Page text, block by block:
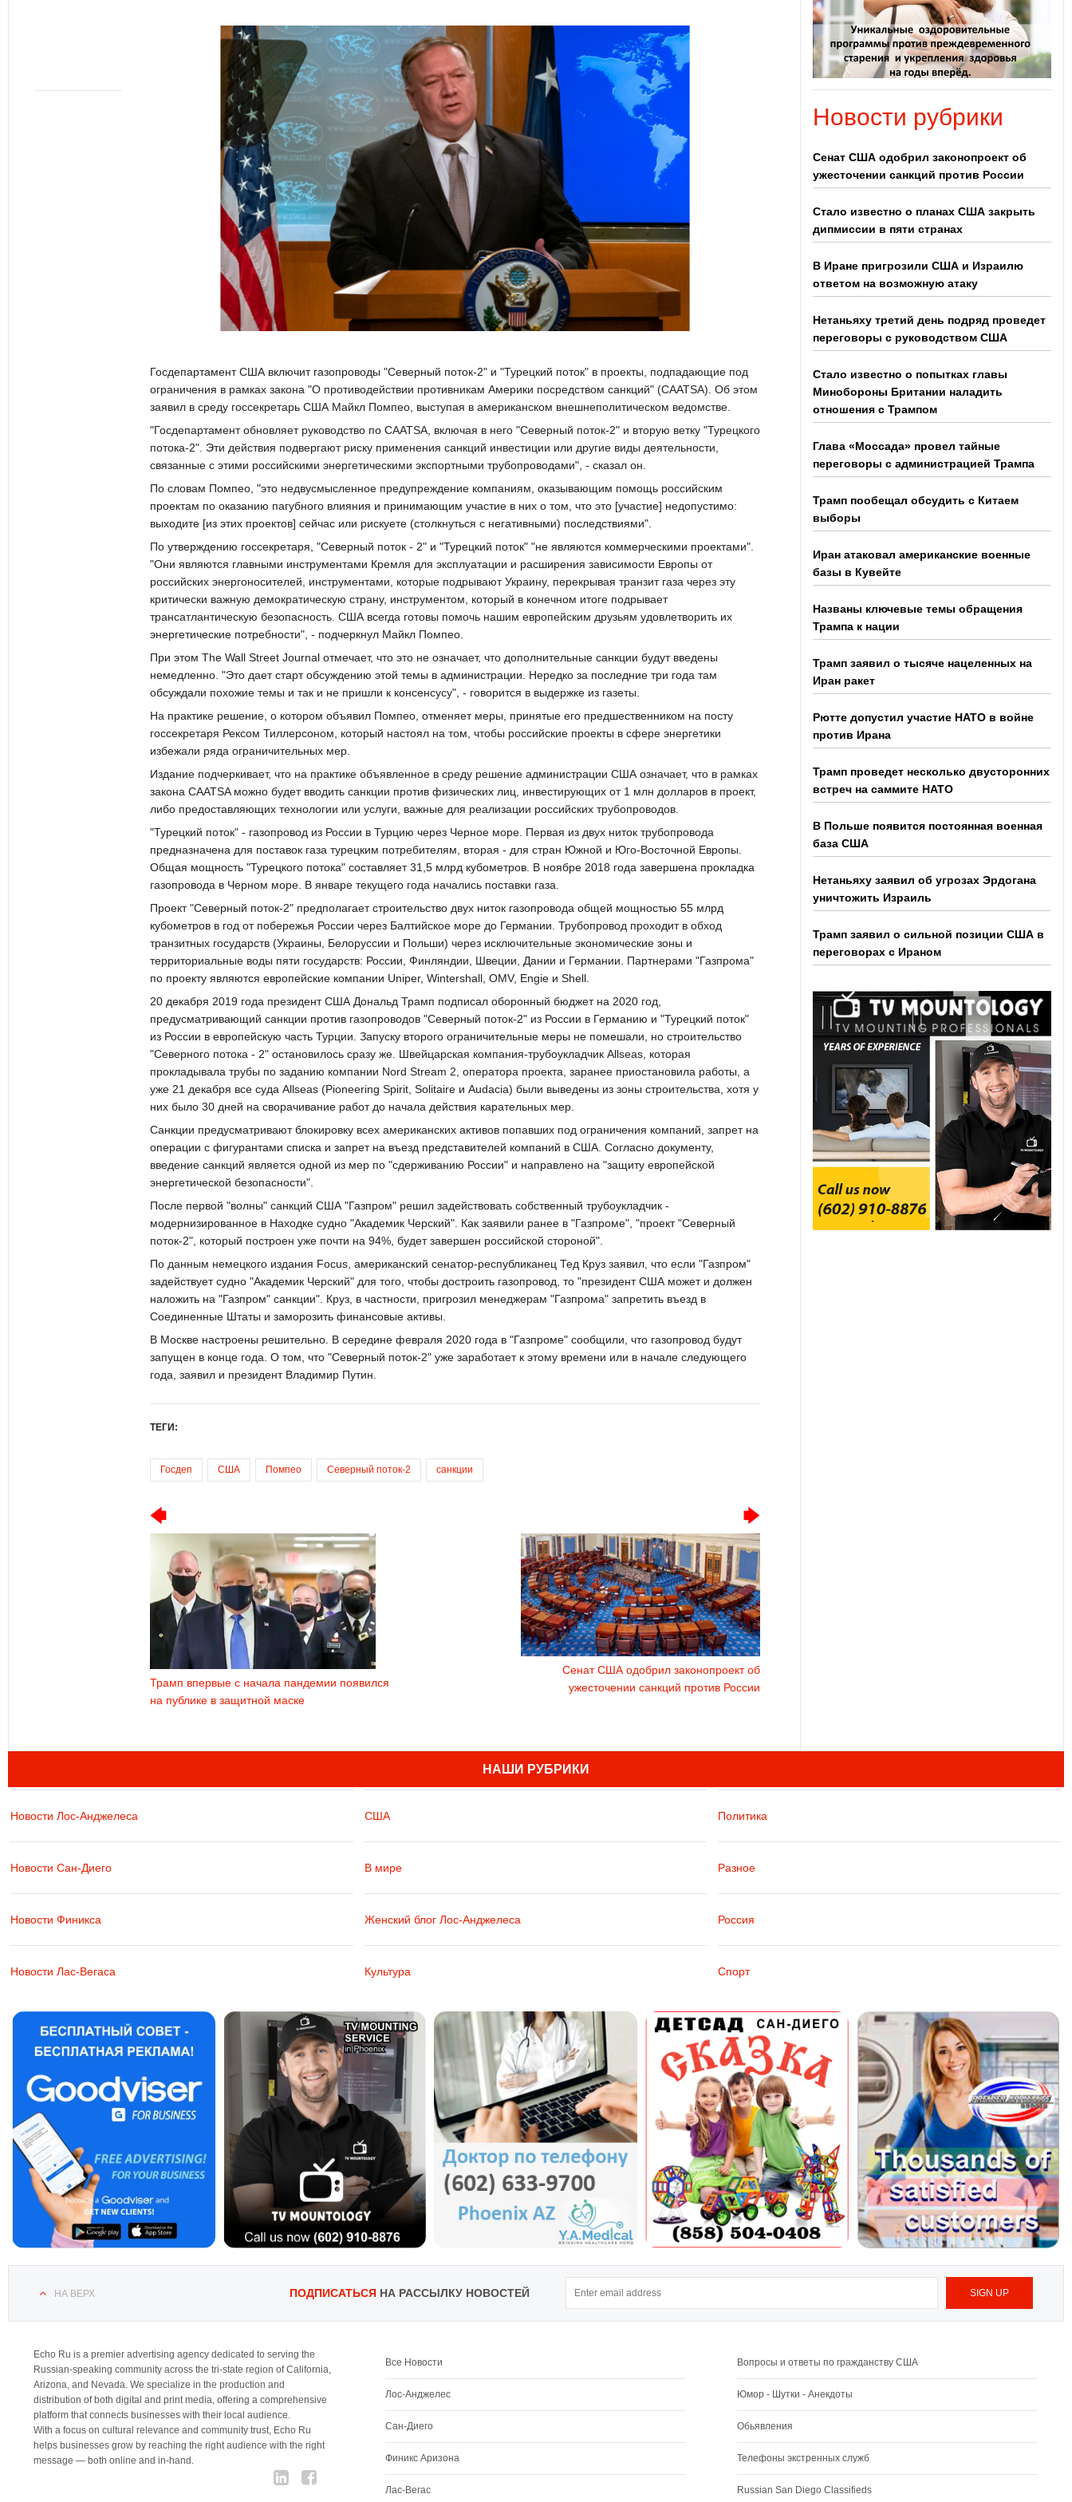
Госдепартамент США включит газопроводы "Северный поток-2" и "Турецкий поток" в проекты, подпадающие под
ограничения в рамках закона "О противодействии противникам Америки посредством санкций" (CAATSA). Об этом
заявил в среду госсекретарь США Майкл Помпео, выступая в американском внешнеполитическом ведомстве.
"Госдепартамент обновляет руководство по CAATSA, включая в него "Северный поток-2" и вторую ветку "Турецкого
потока-2". Эти действия подвергают риску применения санкций инвестиции или другие виды деятельности,
связанные с этими российскими энергетическими экспортными трубопроводами", - сказал он.
По словам Помпео, "это недвусмысленное предупреждение компаниям, оказывающим помощь российским
проектам по оказанию пагубного влияния и принимающим участие в них о том, что это [участие] недопустимо:
выходите [из этих проектов] сейчас или рискуете (столкнуться с негативными) последствиями".
По утверждению госсекретаря, "Северный поток - 2" и "Турецкий поток" "не являются коммерческими проектами".
"Они являются главными инструментами Кремля для эксплуатации и расширения зависимости Европы от
российских энергоносителей, инструментами, которые подрывают Украину, перекрывая транзит газа через эту
критически важную демократическую страну, инструментом, который в конечном итоге подрывает
трансатлантическую безопасность. США всегда готовы помочь нашим европейским друзьям удовлетворить их
энергетические потребности", - подчеркнул Майкл Помпео.
При этом The Wall Street Journal отмечает, что это не означает, что дополнительные санкции будут введены
немедленно. "Это дает старт обсуждению этой темы в администрации. Нередко за последние три года там
обсуждали похожие темы и так и не пришли к консенсусу", - говорится в выдержке из газеты.
На практике решение, о котором объявил Помпео, отменяет меры, принятые его предшественником на посту
госсекретаря Рексом Тиллерсоном, который настоял на том, чтобы российские проекты в сфере энергетики
избежали ряда ограничительных мер.
Издание подчеркивает, что на практике объявленное в среду решение администрации США означает, что в рамках
закона CAATSA можно будет вводить санкции против физических лиц, инвестирующих от 1 млн долларов в проект,
либо предоставляющих технологии или услуги, важные для реализации российских трубопроводов.
"Турецкий поток" - газопровод из России в Турцию через Черное море. Первая из двух ниток трубопровода
предназначена для поставок газа турецким потребителям, вторая - для стран Южной и Юго-Восточной Европы.
Общая мощность "Турецкого потока" составляет 31,5 млрд кубометров. В ноябре 2018 года завершена прокладка
газопровода в Черном море. В январе текущего года начались поставки газа.
Проект "Северный поток-2" предполагает строительство двух ниток газопровода общей мощностью 55 млрд
кубометров в год от побережья России через Балтийское море до Германии. Трубопровод проходит в обход
транзитных государств (Украины, Белоруссии и Польши) через исключительные экономические зоны и
территориальные воды пяти государств: России, Финляндии, Швеции, Дании и Германии. Партнерами "Газпрома"
по проекту являются европейские компании Uniper, Wintershall, OMV, Engie и Shell.
20 декабря 2019 года президент США Дональд Трамп подписал оборонный бюджет на 2020 год,
предусматривающий санкции против газопроводов "Северный поток-2" из России в Германию и "Турецкий поток"
из России в европейскую часть Турции. Запуску второго ограничительные меры не помешали, но строительство
"Северного потока - 2" остановилось сразу же. Швейцарская компания-трубоукладчик Allseas, которая
прокладывала трубы по заданию компании Nord Stream 2, оператора проекта, заранее приостановила работы, а
уже 21 декабря все суда Allseas (Pioneering Spirit, Solitaire и Audacia) были выведены из зоны строительства, хотя у
них было 30 дней на сворачивание работ до начала действия карательных мер.
Санкции предусматривают блокировку всех американских активов попавших под ограничения компаний, запрет на
операции с фигурантами списка и запрет на въезд представителей компаний в США. Согласно документу,
введение санкций является одной из мер по "сдерживанию России" и направлено на "защиту европейской
энергетической безопасности".
После первой "волны" санкций США "Газпром" решил задействовать собственный трубоукладчик -
модернизированное в Находке судно "Академик Черский". Как заявили ранее в "Газпроме", "проект "Северный
поток-2", который построен уже почти на 94%, будет завершен российской стороной".
По данным немецкого издания Focus, американский сенатор-республиканец Тед Круз заявил, что если "Газпром"
задействует судно "Академик Черский" для того, чтобы достроить газопровод, то "президент США может и должен
наложить на "Газпром" санкции". Круз, в частности, пригрозил менеджерам "Газпрома" запретить въезд в
Соединенные Штаты и заморозить финансовые активы.
В Москве настроены решительно. В середине февраля 2020 года в "Газпроме" сообщили, что газопровод будут
запущен в конце года. О том, что "Северный поток-2" уже заработает к этому времени или в начале следующего
года, заявил и президент Владимир Путин.
ТЕГИ:
Госдеп США Помпео Северный поток-2 санкции
Трамп впервые c начала пандемии появился
на публике в защитной маске
Сенат США одобрил законопроект об
ужесточении санкций против России
Новости рубрики
Сенат США одобрил законопроект об
ужесточении санкций против России
Стало известно о планах США закрыть
дипмиссии в пяти странах
В Иране пригрозили США и Израилю
ответом на возможную атаку
Нетаньяху третий день подряд проведет
переговоры с руководством США
Стало известно о попытках главы
Минобороны Британии наладить
отношения с Трампом
Глава «Моссада» провел тайные
переговоры с администрацией Трампа
Трамп пообещал обсудить с Китаем
выборы
Иран атаковал американские военные
базы в Кувейте
Названы ключевые темы обращения
Трампа к нации
Трамп заявил о тысяче нацеленных на
Иран ракет
Рютте допустил участие НАТО в войне
против Ирана
Трамп проведет несколько двусторонних
встреч на саммите НАТО
В Польше появится постоянная военная
база США
Нетаньяху заявил об угрозах Эрдогана
уничтожить Израиль
Трамп заявил о сильной позиции США в
переговорах с Ираном
НАШИ РУБРИКИ
Новости Лос-Анджелеса
Новости Сан-Диего
Новости Финикса
Новости Лас-Вегаса
США
В мире
Женский блог Лос-Анджелеса
Культура
Политика
Разное
Россия
Спорт
НА ВЕРХ ПОДПИСАТЬСЯНА РАССЫЛКУ НОВОСТЕЙ
Echo Ru is a premier advertising agency dedicated to serving the
Russian-speaking community across the tri-state region of California,
Arizona, and Nevada. We specialize in the production and
distribution of both digital and print media, offering a comprehensive
platform that connects businesses with their local audience.
With a focus on cultural relevance and community trust, Echo Ru
helps businesses grow by reaching the right audience with the right
message — both online and in-hand.
Все Новости
Лос-Анджелес
Сан-Диего
Финикс Аризона
Лас-Вегас
Вопросы и ответы по гражданству США
Юмор - Шутки - Анекдоты
Обьявления
Телефоны экстренных служб
Russian San Diego Classifieds